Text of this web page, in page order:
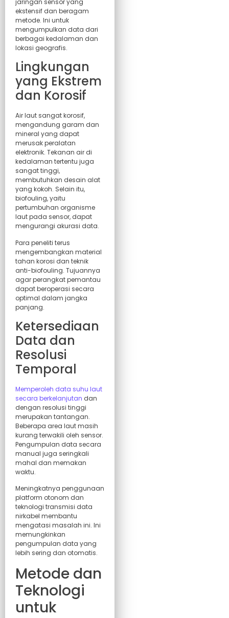
ekstensif dan beragam
metode. Ini untuk
mengumpulkan data dari
berbagai kedalaman dan
lokasi geografis.
Lingkungan
yang Ekstrem
dan Korosif
Air laut sangat korosif,
mengandung garam dan
mineral yang dapat
merusak peralatan
elektronik. Tekanan air di
kedalaman tertentu juga
sangat tinggi,
membutuhkan desain alat
yang kokoh. Selain itu,
biofouling, yaitu
pertumbuhan organisme
laut pada sensor, dapat
mengurangi akurasi data.
Para peneliti terus
mengembangkan material
tahan korosi dan teknik
anti-biofouling. Tujuannya
agar perangkat pemantau
dapat beroperasi secara
optimal dalam jangka
panjang.
Ketersediaan
Data dan
Resolusi
Temporal
Memperoleh data suhu laut
secara berkelanjutan dan
dengan resolusi tinggi
merupakan tantangan.
Beberapa area laut masih
kurang terwakili oleh sensor.
Pengumpulan data secara
manual juga seringkali
mahal dan memakan
waktu.
Meningkatnya penggunaan
platform otonom dan
teknologi transmisi data
nirkabel membantu
mengatasi masalah ini. Ini
memungkinkan
pengumpulan data yang
lebih sering dan otomatis.
Metode dan
Teknologi
untuk